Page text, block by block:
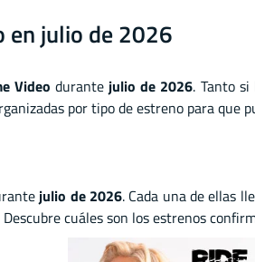
en julio de 2026
Video durantejulio de 2026. Tanto
por tipo de estreno para
julio de 2026. Cada una de ellas
cuáles son los estrenos